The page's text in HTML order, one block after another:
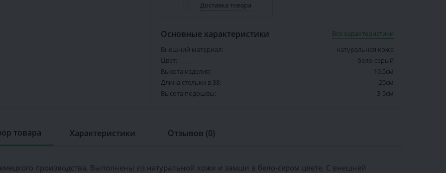
Доставка товара
Основные характеристики
Все характеристики
Внешний материал:
натуральная кожа
Цвет:
бело-серый
Высота изделия:
10,5см
Длина стельки в 38:
25см
Высота подошвы:
3-5см
товара Характеристики Отзывов (0)
производства. Выполнены из натуральной кожи и замши в бело-сером цвете. С внешней